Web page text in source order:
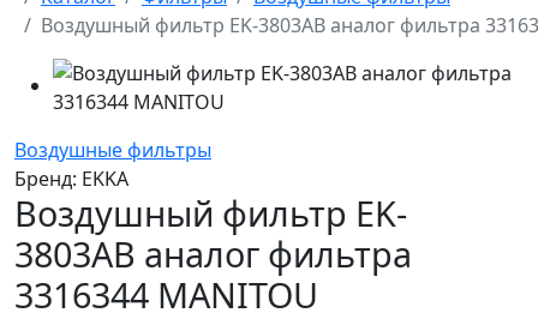
Воздушный фильтр EK-3803AB аналог фильтра
Воздушные фильтры
Бренд: EKKA
Воздушный фильтр EK-
3803AB аналог фильтра
3316344 MANITOU